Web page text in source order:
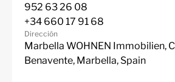
cerrada de apartamentos de alta
Village, que ofrece una selección de
adosadas.
Más Detalles
952 63 26 08
+34 660 17 91 68
Dirección
Marbella WOHNEN Immobilien,
Benavente, Marbella, Spain